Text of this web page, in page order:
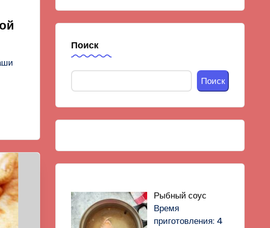
Поиск
Поиск
Рыбный соус
Время
приготовления: 4